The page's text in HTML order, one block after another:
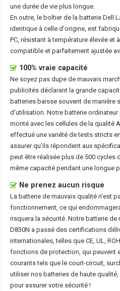
une durée de vie plus longue.
En outre, le boîtier de la batterie Dell
identique à celle d'origine, est
PC, résistant à température élevée et
compatible et parfaitement ajustée
100% vraie capacité
Ne soyez pas dupe de mauvais
publicités déclarant la grande
batteries baisse souvent de
d'utilisation. Notre batterie
monté avec les cellules de la qualité
effectué une variété de tests stricts
assurer qu'ils répondent aux
peut être réalisée plus de 500 cycles
même capacité pendant une longue
Ne prenez aucun risque
La batterie de mauvais qualité n'est
fonctionnement, ce qui
risquera la sécurité. Notre batterie
D830N a passé des certifications
internationales, telles que CE, UL,
fonctions de protection, qui peuvent
courants tels que le court-circuit,
utiliser nos batteries de haute
pour assurer votre sécurité !